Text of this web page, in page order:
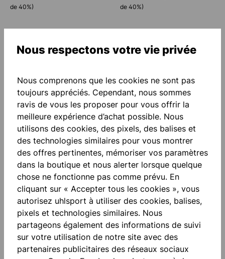
de 40%)
de 40%)
-40 %
UHLSPORT SOFT RESIST+
FLEX FRAME GANTS DE
GARDIEN
24,00 €* 40,00 €*
(économie
de 40%)
-40 %
UHLSPORT STARTER
RESIST GANTS DE
GARDIEN
12,00 €* 20,00 €*
(économie
de 40%)
NOUVEAU NOUVEAU
Nous respectons votre vie privée
Nous comprenons que les cookies ne sont pas
toujours appréciés. Cependant, nous sommes
ravis de vous les proposer pour vous offrir la
meilleure expérience d’achat possible. Nous
utilisons des cookies, des pixels, des balises et
des technologies similaires pour vous montrer
des offres pertinentes, mémoriser vos paramètres
dans la boutique et nous alerter lorsque quelque
chose ne fonctionne pas comme prévu. En
cliquant sur « Accepter tous les cookies », vous
autorisez uhlsport à utiliser des cookies, balises,
pixels et technologies similaires. Nous
partageons également des informations de suivi
sur votre utilisation de notre site avec des
partenaires publicitaires des réseaux sociaux